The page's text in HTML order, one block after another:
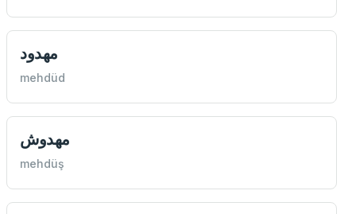
مهدود
mehdüd
مهدوش
mehdüş